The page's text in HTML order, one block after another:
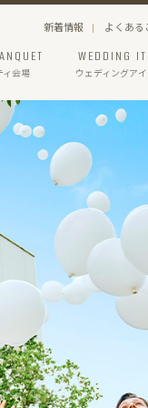
ィ会場
WEDDING
ウェディングア
新着情報 よくある